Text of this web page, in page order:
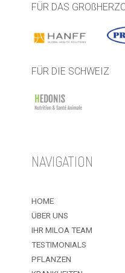
FÜR DAS
FÜR DIE SCHWEIZ
NAVIGATION
HOME
ÜBER UNS
IHR MILOA TEAM
TESTIMONIALS
PFLANZEN